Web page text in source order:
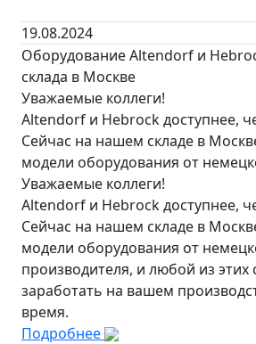
19.08.2024
Оборудование Altendorf и
склада в Москве
Уважаемые коллеги!
Altendorf и Hebrock доступнее,
Сейчас на нашем складе в
модели оборудования от
Уважаемые коллеги!
Altendorf и Hebrock доступнее,
Сейчас на нашем складе в
модели оборудования от
производителя, и любой из этих
заработать на вашем
время.
Подробнее